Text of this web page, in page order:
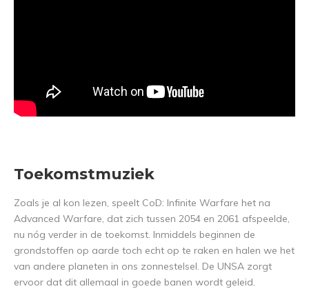
Toekomstmuziek
Zoals je al kon lezen, speelt CoD: Infinite Warfare het na
Advanced Warfare, dat zich tussen 2054 en 2061 afspeelde,
nu nóg verder in de toekomst. Inmiddels beginnen de
grondstoffen op aarde toch echt op te raken en halen we het
van andere planeten in ons zonnestelsel. De UNSA zorgt
ervoor dat dit allemaal in goede banen wordt geleid.